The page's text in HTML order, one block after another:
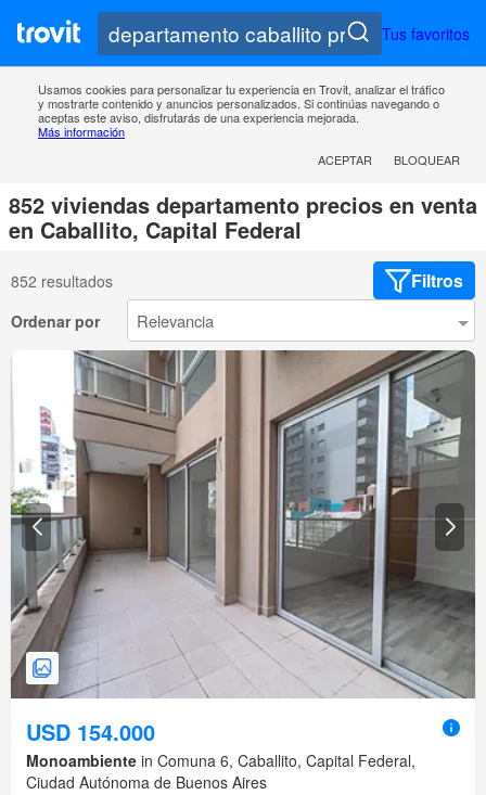
Tus favoritos
Usamos cookies para personalizar tu experiencia en Trovit, analizar el tráfico
y mostrarte contenido y anuncios personalizados. Si continúas navegando o
aceptas este aviso, disfrutarás de una experiencia mejorada.
Más información
ACEPTAR
BLOQUEAR
852 viviendas departamento precios en venta
en Caballito, Capital Federal
852 resultados Filtros
Ordenar por
USD 154.000
Monoambiente in Comuna 6, Caballito, Capital Federal,
Ciudad Autónoma de Buenos Aires